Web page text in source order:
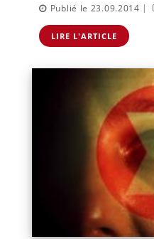
Publié le 23.09.2014 |
LIRE L'ARTICLE